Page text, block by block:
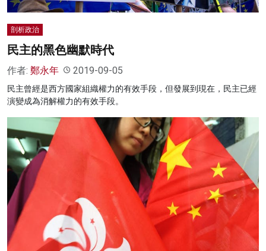
剖析政治
民主的黑色幽默時代
作者: 鄭永年 2019-09-05
民主曾經是西方國家組織權力的有效手段，但發展到現在，民主已經
演變成為消解權力的有效手段。